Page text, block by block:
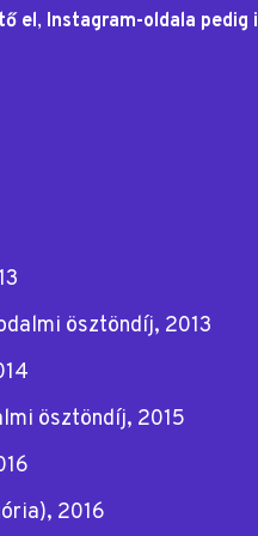
el, Instagram-oldala pedig
ösztöndíj, 2013
ösztöndíj, 2015
2016